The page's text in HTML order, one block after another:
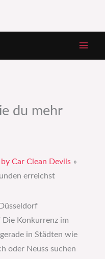
du mehr
Car Clean Devils
erreichst
Konkurrenz im
in Städten wie
oder Neuss suchen